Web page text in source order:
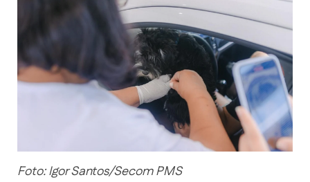
Foto: Igor Santos/Secom PMS